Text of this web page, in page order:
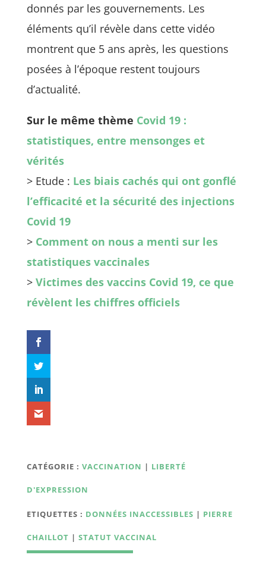
donnés par les gouvernements. Les
éléments qu’il révèle dans cette vidéo
montrent que 5 ans après, les questions
posées à l’époque restent toujours
d’actualité.
Sur le même thème Covid 19 :
statistiques, entre mensonges et
vérités
> Etude : Les biais cachés qui ont gonflé
l’efficacité et la sécurité des injections
Covid 19
> Comment on nous a menti sur les
statistiques vaccinales
> Victimes des vaccins Covid 19, ce que
révèlent les chiffres officiels
CATÉGORIE : VACCINATION | LIBERTÉ
D'EXPRESSION
ETIQUETTES : DONNÉES INACCESSIBLES | PIERRE
CHAILLOT | STATUT VACCINAL